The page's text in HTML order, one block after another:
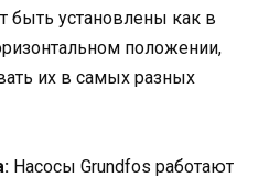
быть установлены как в
положении,
их в самых разных
Насосы Grundfos работают